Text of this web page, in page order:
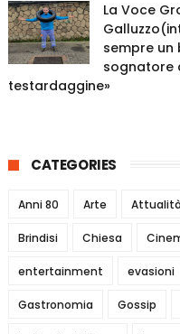
La Voce
sempre un
sognatore
testardaggine»
CATEGORIES
Anni 80 Arte Attualità
Brindisi Chiesa
entertainment evasioni
Gastronomia Gossip